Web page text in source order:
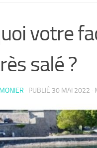
votre
salé ?
· PUBLIÉ 30 MAI 2022 ·